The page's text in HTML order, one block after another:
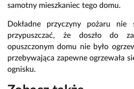
samotny mieszkaniec tego domu.
Dokładne przyczyny pożaru nie
przypuszczać, że doszło do
opuszczonym domu nie było
przebywająca zapewne ogrzewała
ognisku.